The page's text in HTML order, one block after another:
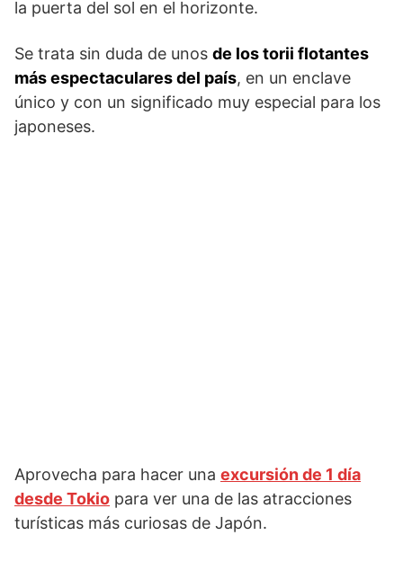
la puerta del sol en el horizonte.
Se trata sin duda de unos de los torii flotantes
más espectaculares del país, en un enclave
único y con un significado muy especial para los
japoneses.
Aprovecha para hacer una excursión de 1 día
desde Tokio para ver una de las atracciones
turísticas más curiosas de Japón.